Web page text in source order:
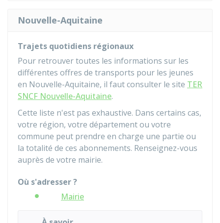
Nouvelle-Aquitaine
Trajets quotidiens régionaux
Pour retrouver toutes les informations sur les
différentes offres de transports pour les jeunes
en Nouvelle-Aquitaine, il faut consulter le site TER
SNCF Nouvelle-Aquitaine.
Cette liste n'est pas exhaustive. Dans certains cas,
votre région, votre département ou votre
commune peut prendre en charge une partie ou
la totalité de ces abonnements. Renseignez-vous
auprès de votre mairie.
Où s'adresser ?
Mairie